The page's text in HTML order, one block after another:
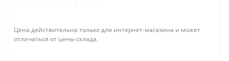
Цена действительна только для интернет-магазина и может
отличаться от цены склада.